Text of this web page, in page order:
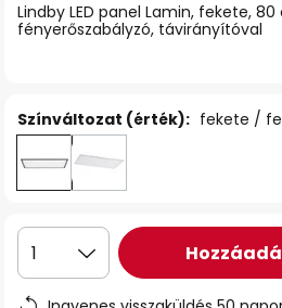
Lindby LED panel Lamin, fekete, 80
fényerőszabályzó, távirányítóval
Színváltozat (érték): fekete /
1